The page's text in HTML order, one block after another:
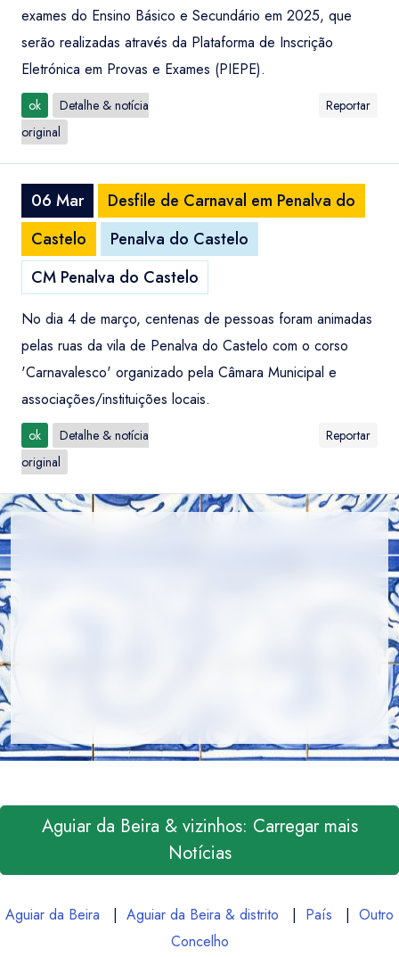
exames do Ensino Básico e Secundário em 2025, que
serão realizadas através da Plataforma de Inscrição
Eletrónica em Provas e Exames (PIEPE).
ok
Detalhe & notícia
original
Reportar
06 Mar
Desfile de Carnaval em Penalva do
Castelo
Penalva do Castelo
CM Penalva do Castelo
No dia 4 de março, centenas de pessoas foram animadas
pelas ruas da vila de Penalva do Castelo com o corso
'Carnavalesco' organizado pela Câmara Municipal e
associações/instituições locais.
ok
Detalhe & notícia
original
Reportar
Aguiar da Beira & vizinhos: Carregar mais
Notícias
Aguiar da Beira | Aguiar da Beira & distrito | País | Outro
Concelho